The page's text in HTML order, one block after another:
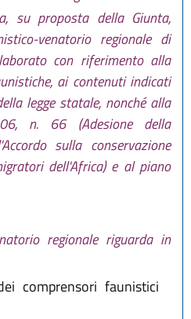
seguito sostituita
1, modificati
b), c), d) e g),
2, lett e) e
2 bis e 2 ter da art
2016, n. 1)
su proposta della Giunta,
venatorio regionale di
con riferimento alla
ai contenuti indicati
legge statale, nonché alla
n. 66 (Adesione della
sulla conservazione
dell'Africa) e al piano
regionale riguarda in
comprensori faunistici